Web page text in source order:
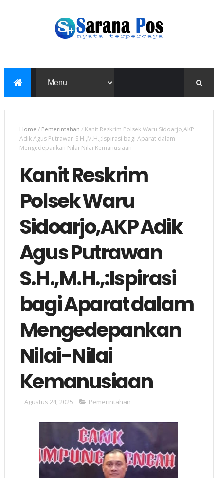
Home / Pemerintahan / Kanit Reskrim Polsek Waru Sidoarjo,AKP
Adik Agus Putrawan S.H.,M.H.,:Ispirasi bagi Aparat dalam
Mengedepankan Nilai-Nilai Kemanusiaan
Kanit Reskrim
Polsek Waru
Sidoarjo,AKP Adik
Agus Putrawan
S.H.,M.H.,:Ispirasi
bagi Aparat dalam
Mengedepankan
Nilai-Nilai
Kemanusiaan
Agustus 24, 2025 Pemerintahan